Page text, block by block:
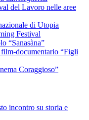
del Lavoro nelle aree
di Utopia
Festival
“Sanasàna”
documentario “Figli
Coraggioso”
incontro su storia e